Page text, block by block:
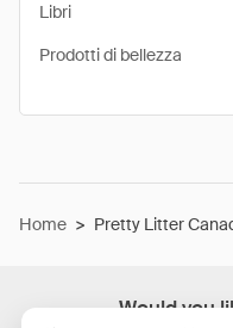
Would you
Libri
Prodotti di bellezza
Home > Pretty Litter